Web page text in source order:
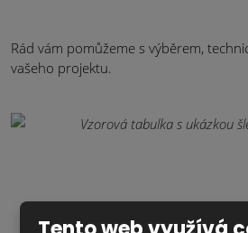
Rád vám pomůžeme s výběrem,
vašeho projektu.